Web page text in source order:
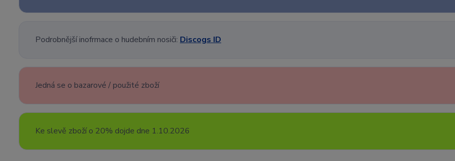
Podrobnější inofrmace o hudebním nosiči: Discogs ID
Jedná se o bazarové / použité zboží
Ke slevě zboží o 20% dojde dne 1.10.2026